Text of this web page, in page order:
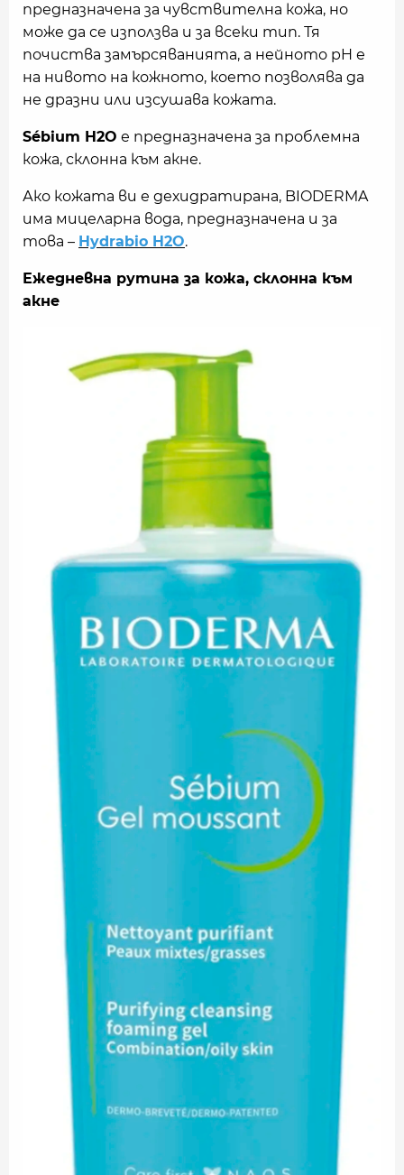
предназначена за чувствителна кожа, но
може да се използва и за всеки тип. Тя
почиства замърсяванията, а нейното pH е
на нивото на кожното, което позволява да
не дразни или изсушава кожата.
Sébium H2O е предназначена за проблемна
кожа, склонна към акне.
Ако кожата ви е дехидратирана, BIODERMA
има мицеларна вода, предназначена и за
това – Hydrabio H2O.
Ежедневна рутина за кожа, склонна към
акне